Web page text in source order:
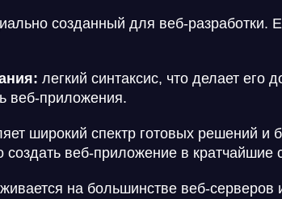
созданный для веб-разработки.
легкий синтаксис, что делает
веб-приложения.
широкий спектр готовых решений и
веб-приложение в кратчайшие
на большинстве веб-серверов